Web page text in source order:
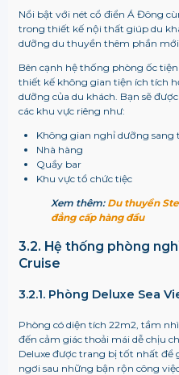
Nổi bật với nét cổ điển Á Đông
trong thiết kế nội thất giúp du
dưỡng du thuyền thêm phần
Bên cạnh hệ thống phòng ốc
thiết kế không gian tiện ích tích
dưỡng của du khách. Bạn sẽ
các khu vực riêng như:
Không gian nghỉ dưỡng sang
Nhà hàng
Quầy bar
Khu vực tổ chức tiệc
Xem thêm: Du thuyền
đẳng cấp hàng đầu
3.2. Hệ thống phòng
Cruise
3.2.1. Phòng Deluxe Sea
Phòng có diện tích 22m2, tầm
đến cảm giác thoải mái dễ chịu
Deluxe được trang bị tốt nhất để
ngơi sau những bận rộn công